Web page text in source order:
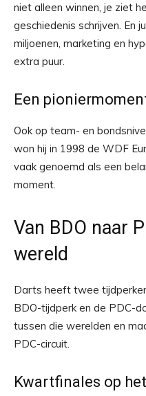
niet alleen winnen, je ziet
geschiedenis schrijven. En
miljoenen, marketing en
extra puur.
Een
Ook op team- en
won hij in 1998 de WDF
vaak genoemd als een
moment.
Van BDO naar
wereld
Darts heeft twee
BDO-tijdperk en de PDC-
tussen die werelden en
PDC-circuit.
Kwartfinales op